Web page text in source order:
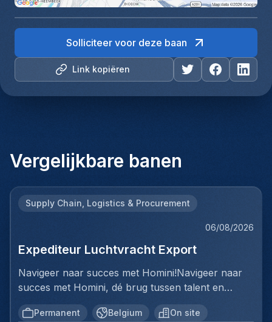
Link kopiëren
Solliciteer voor deze baan
Vergelijkbare banen
Supply Chain, Logistics & Procurement
06/08/2026
Expediteur Luchtvracht Export
Navigeer naar succes met Homini!Navigeer naar
succes met Homini, dé brug tussen talent en
uitmuntende opportuniteiten binnen de
arbeidsmarkt. Als voorloper in wervingsdiensten,
Permanent Belgium On site